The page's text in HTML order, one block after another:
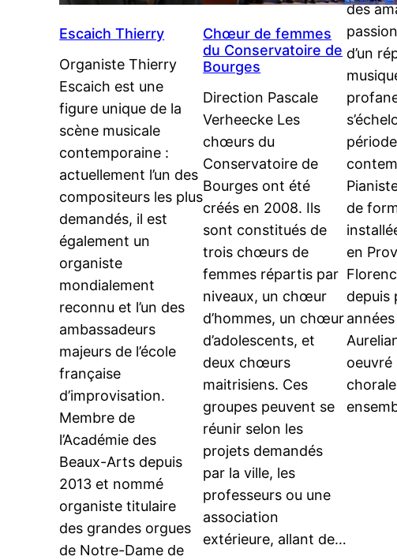
Escaich Thierry
Organiste Thierry
Escaich est une
figure unique de la
scène musicale
contemporaine :
actuellement l’un des
compositeurs les plus
demandés, il est
également un
organiste
mondialement
reconnu et l’un des
ambassadeurs
majeurs de l’école
française
d’improvisation.
Membre de
l’Académie des
Beaux-Arts depuis
2013 et nommé
organiste titulaire
des grandes orgues
de Notre-Dame de
Chœur de femmes
du Conservatoire de
Bourges
Direction Pascale
Verheecke Les
chœurs du
Conservatoire de
Bourges ont été
créés en 2008. Ils
sont constitués de
trois chœurs de
femmes répartis par
niveaux, un chœur
d’hommes, un chœur
d’adolescents, et
deux chœurs
maitrisiens. Ces
groupes peuvent se
réunir selon les
projets demandés
par la ville, les
professeurs ou une
association
extérieure, allant de…
des
d’un
de
en
depuis
oeuvré